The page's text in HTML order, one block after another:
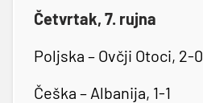
Četvrtak, 7. rujna
Poljska – Ovčji Otoci, 2-0
Češka – Albanija, 1-1